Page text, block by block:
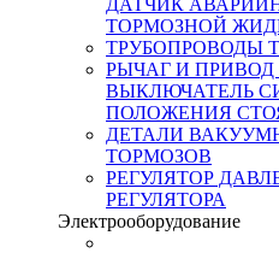
ДАТЧИК
ТОРМОЗНОЙ
ТРУБОПРОВОДЫ
РЫЧАГ И
ВЫКЛЮЧАТЕЛЬ
ПОЛОЖЕНИЯ
ДЕТАЛИ
ТОРМОЗОВ
РЕГУЛЯТОР
РЕГУЛЯТОРА
Электрооборудование